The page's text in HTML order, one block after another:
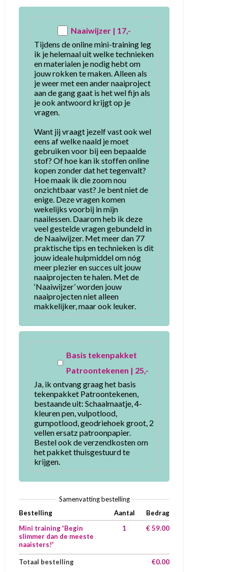
Naaiwijzer | 17,-
Tijdens de online mini-training leg
ik je helemaal uit welke technieken
en materialen je nodig hebt om
jouw rokken te maken. Alleen als
je weer met een ander naaiproject
aan de gang gaat is het wel fijn als
je ook antwoord krijgt op je
vragen.
Want jij vraagt jezelf vast ook wel
eens af welke naald je moet
gebruiken voor bij een bepaalde
stof? Of hoe kan ik stoffen online
kopen zonder dat het tegenvalt?
Hoe maak ik die zoom nou
onzichtbaar vast? Je bent niet de
enige. Deze vragen komen
wekelijks voorbij in mijn
naailessen. Daarom heb ik deze
veel gestelde vragen gebundeld in
de Naaiwijzer. Met meer dan 77
praktische tips en technieken is dit
jouw ideale hulpmiddel om nóg
meer plezier en succes uit jouw
naaiprojecten te halen. Met de
‘Naaiwijzer’ worden jouw
naaiprojecten niet alleen
makkelijker, maar ook leuker.
Basis tekenpakket
Patroontekenen | 25,-
Ja, ik ontvang graag het basis
tekenpakket Patroontekenen,
bestaande uit: Schaalmaatje, 4-
kleuren pen, vulpotlood,
gumpotlood, geodriehoek groot, 2
vellen ersatz patroonpapier.
Bestel ook de verzendkosten om
het pakket thuisgestuurd te
krijgen.
Samenvatting bestelling
Bestelling
Aantal
Bedrag
Mini training 'Begin
slimmer dan de meeste
naaisters!'
1 € 59.00
Totaal bestelling €0.00